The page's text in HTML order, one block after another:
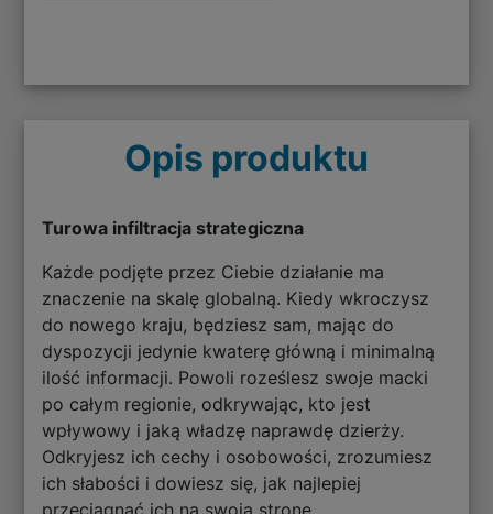
Opis produktu
Turowa infiltracja strategiczna
Każde podjęte przez Ciebie działanie ma
znaczenie na skalę globalną. Kiedy wkroczysz
do nowego kraju, będziesz sam, mając do
dyspozycji jedynie kwaterę główną i minimalną
ilość informacji. Powoli roześlesz swoje macki
po całym regionie, odkrywając, kto jest
wpływowy i jaką władzę naprawdę dzierży.
Odkryjesz ich cechy i osobowości, zrozumiesz
ich słabości i dowiesz się, jak najlepiej
przeciągnąć ich na swoją stronę.